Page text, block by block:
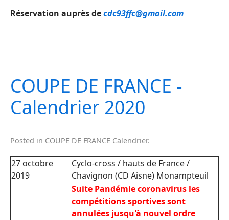
Réservation auprès decdc93ffc@gmail.com
COUPE DE FRANCE -
Calendrier 2020
Posted in COUPE DE FRANCE Calendrier.
27 octobre
2019
Cyclo-cross / hauts de France /
Chavignon (CD Aisne) Monampteuil
Suite Pandémie coronavirus les
compétitions sportives sont
annulées jusqu'à nouvel ordre